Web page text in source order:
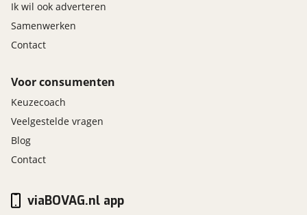
Ik wil ook adverteren
Samenwerken
Contact
Voor consumenten
Keuzecoach
Veelgestelde vragen
Blog
Contact
viaBOVAG.nl app